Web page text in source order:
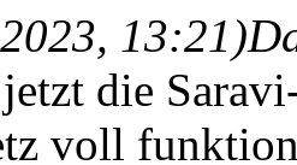
13:21)
die
voll